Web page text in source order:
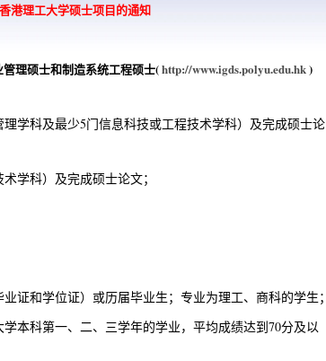
港理工大学硕士项目的通知
理硕士和制造系统工程硕士(http://www.igds.polyu.edu.hk)
学科及最少5门信息科技或工程技术学科）及完成硕士论
学科）及完成硕士论文；
证和学位证）或历届毕业生；专业为理工、商科的学生；
本科第一、二、三学年的学业，平均成绩达到70分及以